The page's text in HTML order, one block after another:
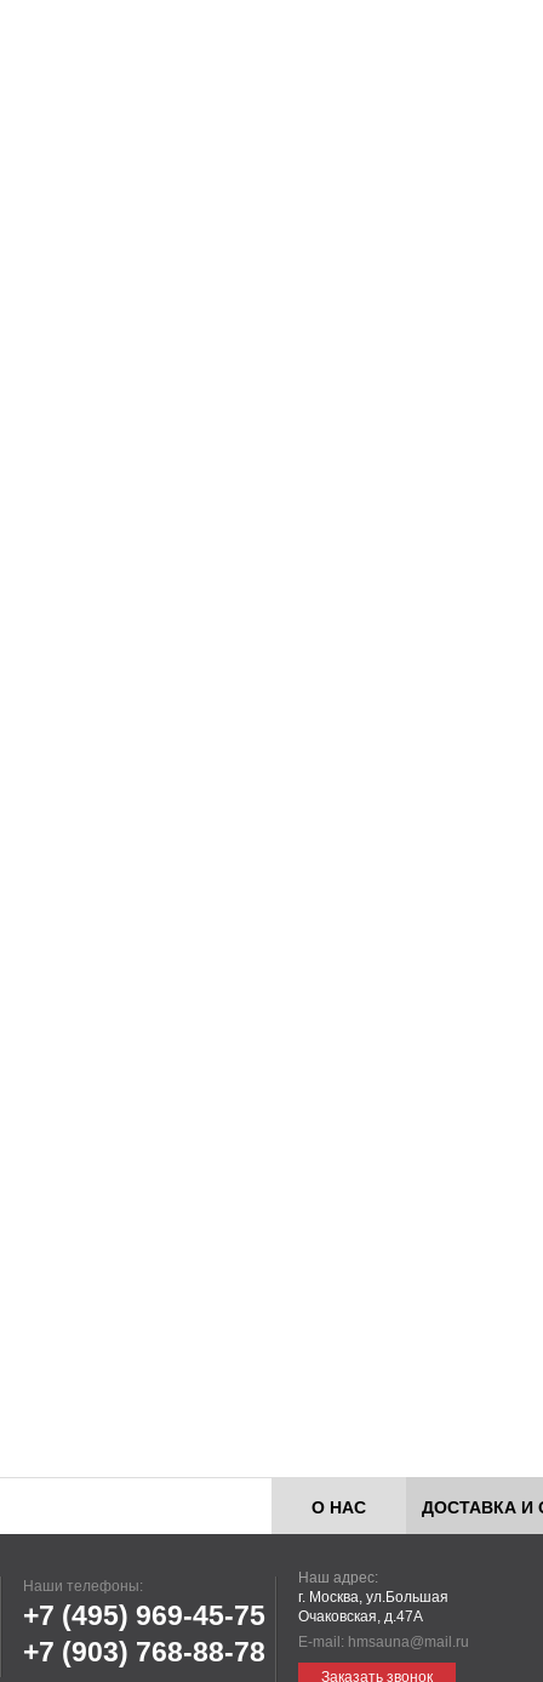
О НАС ДОСТАВКА И
Наши телефоны:
+7 (495) 969-45-75
+7 (903) 768-88-78
Наш адрес:
г. Москва, ул.Большая
Очаковская, д.47А
E-mail: hmsauna@mail.ru
Заказать звонок